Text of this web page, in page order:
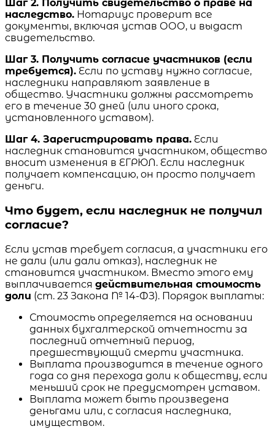
Шаг 2. Получить свидетельство о праве на
наследство. Нотариус проверит все
документы, включая устав ООО, и выдаст
свидетельство.
Шаг 3. Получить согласие участников (если
требуется). Если по уставу нужно согласие,
наследники направляют заявление в
общество. Участники должны рассмотреть
его в течение 30 дней (или иного срока,
установленного уставом).
Шаг 4. Зарегистрировать права. Если
наследник становится участником, общество
вносит изменения в ЕГРЮЛ. Если наследник
получает компенсацию, он просто получает
деньги.
Что будет, если наследник не получил
согласие?
Если устав требует согласия, а участники его
не дали (или дали отказ), наследник не
становится участником. Вместо этого ему
выплачивается действительная стоимость
доли (ст. 23 Закона № 14-ФЗ). Порядок выплаты:
Стоимость определяется на основании
данных бухгалтерской отчетности за
последний отчетный период,
предшествующий смерти участника.
Выплата производится в течение одного
года со дня перехода доли к обществу, если
меньший срок не предусмотрен уставом.
Выплата может быть произведена
деньгами или, с согласия наследника,
имуществом.